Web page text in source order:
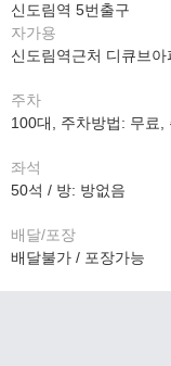
신도림역 5번출구
자가용
신도림역근처 디큐브
주차
100대, 주차방법: 무료,
좌석
50석 / 방: 방없음
배달/포장
배달불가 / 포장가능